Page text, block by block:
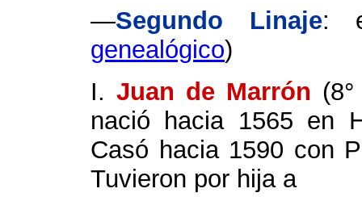
—Segundo Linaje:
genealógico)
I. Juan de Marrón
nació hacia 1565 en
Casó hacia 1590 con
Tuvieron por hija a